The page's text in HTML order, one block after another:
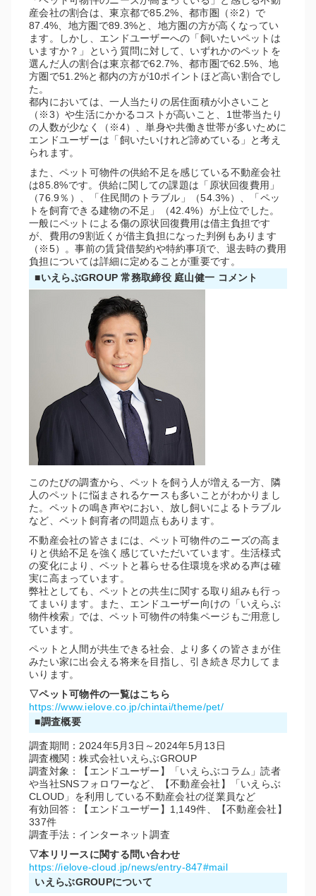
産会社の割合は、東京都で85.2%、都市圏（※2）で
87.4%、地方圏で89.3%と、地方圏の方が高くなってい
ます。しかし、エンドユーザーへの「飼いたいペットは
いますか？」という質問に対して、いずれかのペットを
選んだ人の割合は東京都で62.7%、都市圏で62.5%、地
方圏で51.2%と都内の方が10ポイントほど高い割合でし
た。
都内においては、一人当たりの居住面積が小さいこと
（※3）や生活にかかるコストが高いこと、1世帯当たり
の人数が少なく（※4）、単身や共働き世帯が多いために
エンドユーザーは「飼いたいけれど諦めている」と考え
られます。
また、ペット可物件の供給不足を感じている不動産会社
は85.8%です。供給に関しての課題は「原状回復費用」
（76.9％）、「住民間のトラブル」（54.3%）、「ペッ
トを飼育できる建物の不足」（42.4%）が上位でした。
一般にペットによる傷の原状回復費用は借主負担です
が、費用の9割近くが借主負担になった判例もあります
（※5）。事前の賃貸借契約や特約事項で、退去時の費用
負担については詳細に定めることが重要です。
■いえらぶGROUP 常務取締役 庭山健一 コメント
このたびの調査から、ペットを飼う人が増える一方、隣
人のペットに悩まされるケースも多いことがわかりまし
た。ペットの鳴き声やにおい、放し飼いによるトラブル
など、ペット飼育者の問題点もあります。
不動産会社の皆さまには、ペット可物件のニーズの高ま
りと供給不足を強く感じていただいています。生活様式
の変化により、ペットと暮らせる住環境を求める声は確
実に高まっています。
弊社としても、ペットとの共生に関する取り組みも行っ
てまいります。また、エンドユーザー向けの「いえらぶ
物件検索」では、ペット可物件の特集ページもご用意し
ています。
ペットと人間が共生できる社会、より多くの皆さまが住
みたい家に出会える将来を目指し、引き続き尽力してま
いります。
▽ペット可物件の一覧はこちら
https://www.ielove.co.jp/chintai/theme/pet/
■調査概要
調査期間：2024年5月3日～2024年5月13日
調査機関：株式会社いえらぶGROUP
調査対象：【エンドユーザー】「いえらぶコラム」読者
や当社SNSフォロワーなど、【不動産会社】「いえらぶ
CLOUD」を利用している不動産会社の従業員など
有効回答：【エンドユーザー】1,149件、【不動産会社】
337件
調査手法：インターネット調査
▽本リリースに関する問い合わせ
https://ielove-cloud.jp/news/entry-847#mail
いえらぶGROUPについて